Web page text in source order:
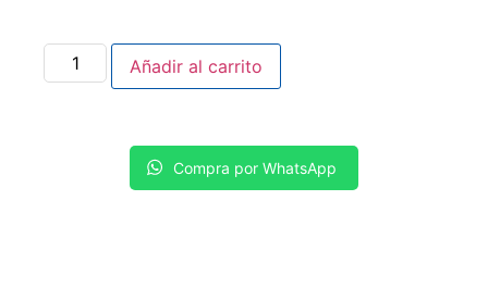
Añadir al carrito
Compra por WhatsApp